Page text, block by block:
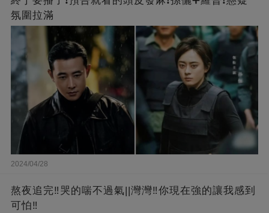
氛圍拉滿
2024/04/28
熬夜追完‼️哭的喘不過氣||灣灣‼️你現在強的讓我感到
可怕‼️